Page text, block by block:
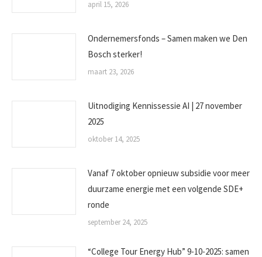
april 15, 2026
Ondernemersfonds – Samen maken we Den
Bosch sterker!
maart 23, 2026
Uitnodiging Kennissessie AI | 27 november
2025
oktober 14, 2025
Vanaf 7 oktober opnieuw subsidie voor meer
duurzame energie met een volgende SDE+
ronde
september 24, 2025
“College Tour Energy Hub” 9-10-2025: samen